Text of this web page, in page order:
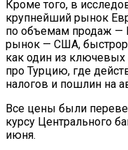
Кроме того, в
крупнейший рынок
по объемам продаж —
рынок — США,
как один из
про Турцию, где
налогов и пошлин на
Все цены были
курсу Центрального
июня.